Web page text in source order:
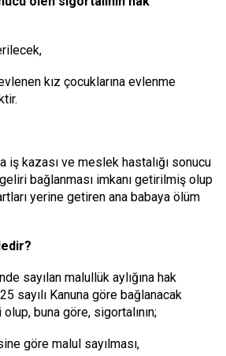
kız çocuklarına evlenme
iş kazası ve meslek hastalığı sonucu
bağlanması imkanı getirilmiş olup
yerine getiren ana babaya ölüm
sayılan malullük aylığına hak
sayılı Kanuna göre bağlanacak
buna göre, sigortalının;
göre malul sayılması,